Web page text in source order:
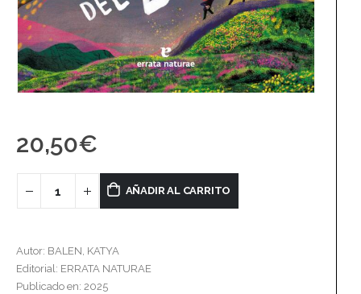
20,50€
AÑADIR AL CARRITO
Autor: BALEN, KATYA
Editorial: ERRATA NATURAE
Publicado en: 2025